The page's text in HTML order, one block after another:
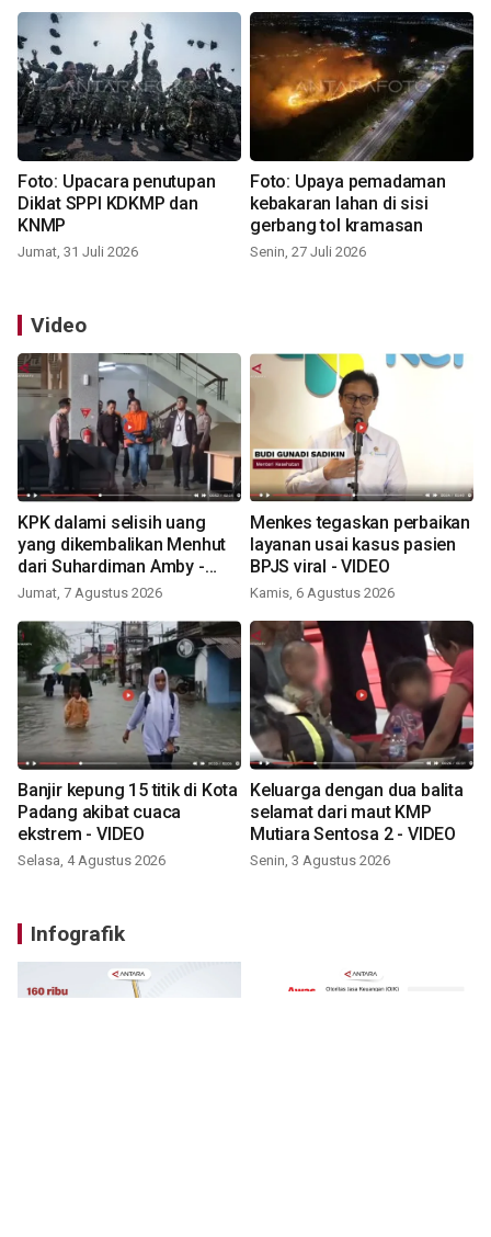
Foto: Upacara penutupan
Diklat SPPI KDKMP dan
KNMP
Jumat, 31 Juli 2026
Foto: Upaya pemadaman
kebakaran lahan di sisi
gerbang tol kramasan
Senin, 27 Juli 2026
Video
KPK dalami selisih uang
yang dikembalikan Menhut
dari Suhardiman Amby -
VIDEO
Jumat, 7 Agustus 2026
Menkes tegaskan perbaikan
layanan usai kasus pasien
BPJS viral - VIDEO
Kamis, 6 Agustus 2026
Banjir kepung 15 titik di Kota
Padang akibat cuaca
ekstrem - VIDEO
Selasa, 4 Agustus 2026
Keluarga dengan dua balita
selamat dari maut KMP
Mutiara Sentosa 2 - VIDEO
Senin, 3 Agustus 2026
Infografik